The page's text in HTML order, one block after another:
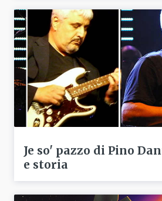
Je so' pazzo di Pino
e storia